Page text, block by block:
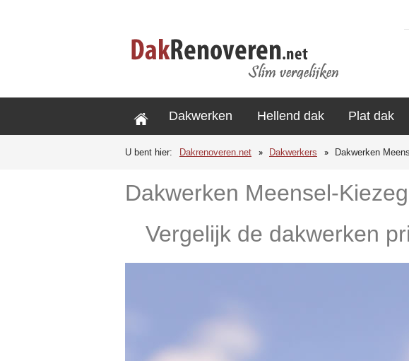
Dakwerken Hellend dak Plat dak
U bent hier: Dakrenoveren.net Dakwerkers Dakwerken
Dakwerken Meensel-
Vergelijk de dakwerken